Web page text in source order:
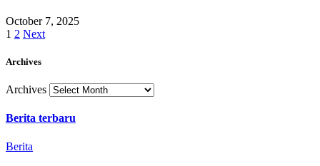
October 7, 2025
1 2 Next
Archives
Archives
Berita terbaru
Berita